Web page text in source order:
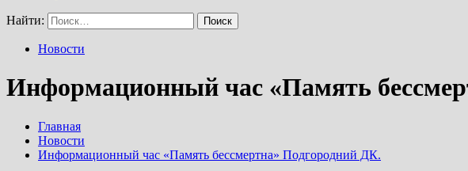
Найти:
Новости
Информационный час «Память
Главная
Новости
Информационный час «Память бессмертна» Подгородний ДК.